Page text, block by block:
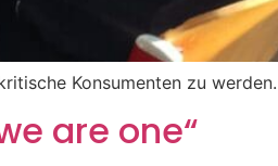
Konsumenten zu werden.
are one“